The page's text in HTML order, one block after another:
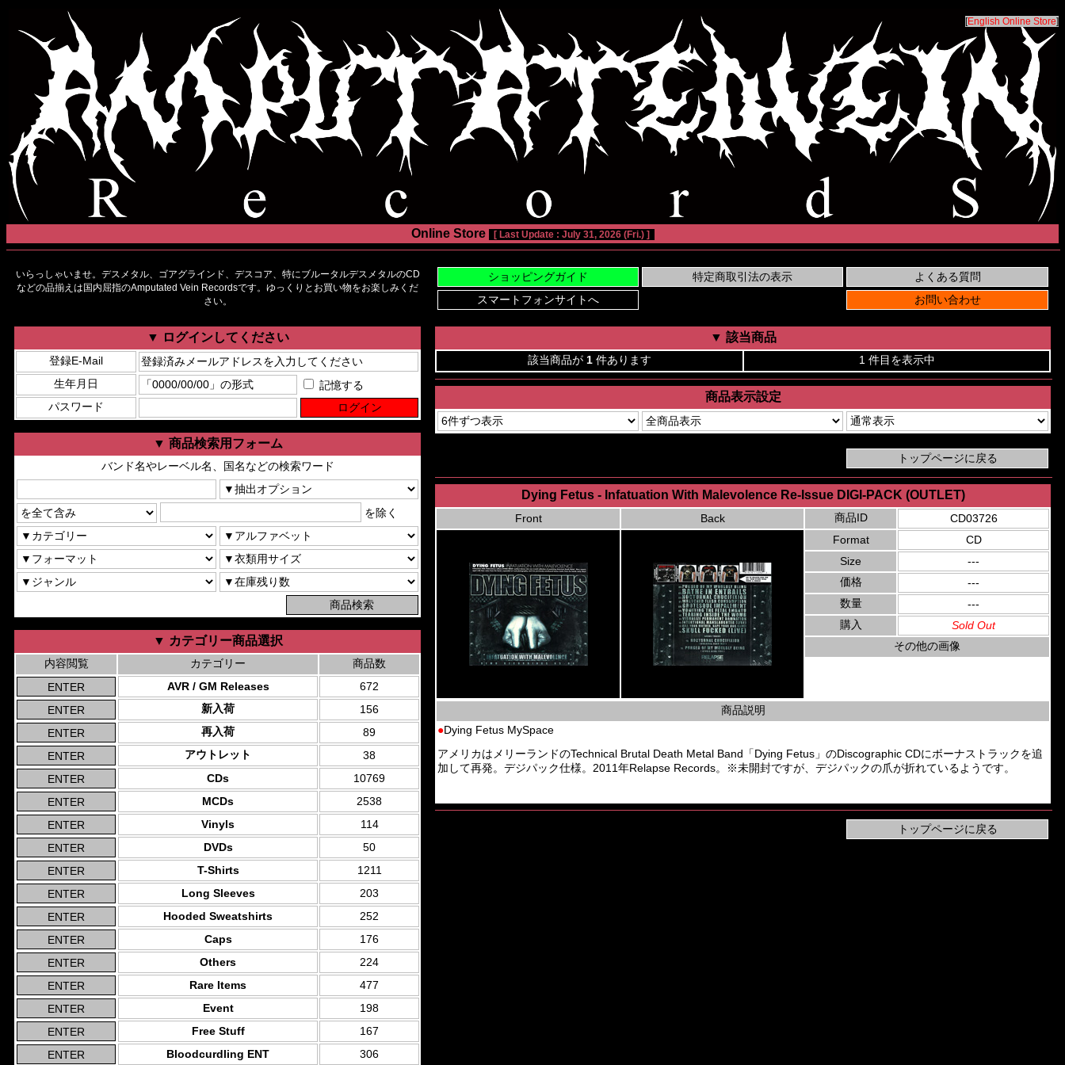
[English Online Store]
Online Store [ Last Update : July 31, 2026 (Fri.) ]
いらっしゃいませ。デスメタル、ゴアグラインド、デスコア、特にブルータルデスメタルのCD
などの品揃えは国内屈指のAmputated Vein Recordsです。ゆっくりとお買い物をお楽しみくだ
さい。
▼ ログインしてください
登録E-Mail
生年月日
記憶する
パスワード
▼ 商品検索用フォーム
バンド名やレーベル名、国名などの検索ワード
を除く
▼ カテゴリー商品選択
内容閲覧 カテゴリー
商品数
AVR / GM Releases
672
新入荷
156
再入荷
89
アウトレット
38
CDs
10769
MCDs
2538
Vinyls
114
DVDs
50
T-Shirts
1211
Long Sleeves
203
Hooded Sweatshirts
252
Caps
176
Others
224
Rare Items
477
Event
198
Free Stuff
167
Bloodcurdling ENT
306
▼ 該当商品
該当商品が 1 件あります 1 件目を表示中
商品表示設定
Dying Fetus - Infatuation With Malevolence Re-Issue DIGI-PACK (OUTLET)
Front Back 商品ID
CD03726
Format
CD
Size
---
価格
---
数量
---
購入
Sold Out
その他の画像
商品説明
●Dying Fetus MySpace
アメリカはメリーランドのTechnical Brutal Death Metal Band「Dying Fetus」のDiscographic CDにボーナストラックを追
加して再発。デジパック仕様。2011年Relapse Records。※未開封ですが、デジパックの爪が折れているようです。